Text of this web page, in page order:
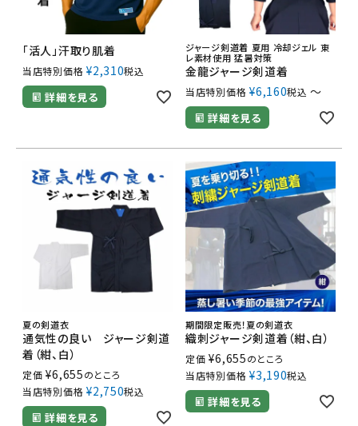
「活人」汗取り肌着
当店特別価格 ¥2,310税込
詳細を見る
ジャージ剣道着 夏用 冷却ジェル 東
レ素材使用 猛暑対策
金龍ジャージ剣道着
当店特別価格 ¥6,160税込 〜
詳細を見る
夏の剣道衣
通気性の良い ジャージ剣道
着（紺、白）
定価 ¥6,655のところ
当店特別価格 ¥2,750税込
詳細を見る
期間限定販売！夏の剣道衣
織刺ジャージ剣道着（紺、白）
定価 ¥6,655のところ
当店特別価格 ¥3,190税込
詳細を見る